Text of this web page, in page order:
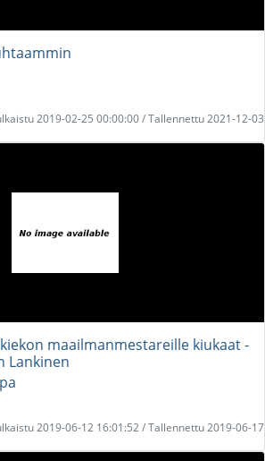
2019-02-25 00:00:00 / Tallennettu 2021-12-03
maailmanmestareille kiukaat -
Lankinen
2019-06-12 16:01:52 / Tallennettu 2019-06-17